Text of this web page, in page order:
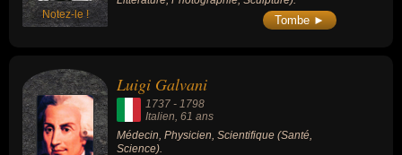
Notez-le ! Tombe ►
Luigi Galvani
1737 - 1798
Italien , 61 ans
Médecin, Physicien, Scientifique (Santé,
Science).